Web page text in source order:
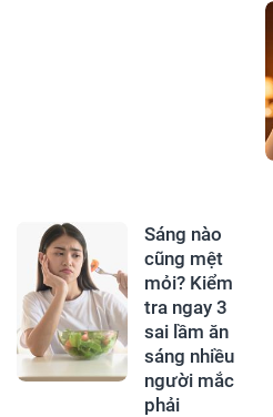
Sáng nào
cũng mệt
mỏi? Kiểm
tra ngay 3
sai lầm ăn
sáng nhiều
người mắc
phải